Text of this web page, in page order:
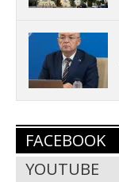
FACEBOOK
YOUTUBE